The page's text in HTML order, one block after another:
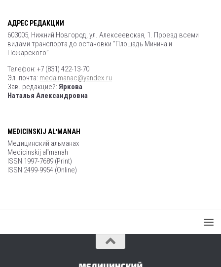
АДРЕС РЕДАКЦИИ
603005, Нижний Новгород, ул. Алексеевская, 1. Проезд всеми
видами транспорта до остановки “Площадь Минина и
Пожарского”
Телефон: +7 (831) 422-13-70
Эл. почта: medalmanac@yandex.ru
Зав. редакцией: Яркова
Наталья Александровна
MEDICINSKIJ ALʹMANAH
Медицинский альманах
Medicinskij alʹmanah
ISSN 1997-7689 (Print)
ISSN 2499-9954 (Online)